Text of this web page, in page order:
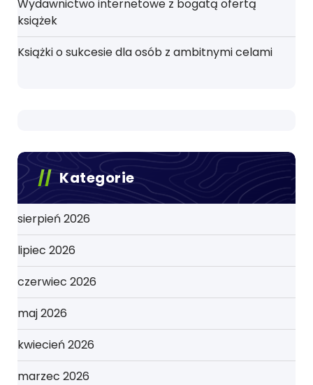
Wydawnictwo internetowe z bogatą ofertą
książek
Książki o sukcesie dla osób z ambitnymi celami
Kategorie
sierpień 2026
lipiec 2026
czerwiec 2026
maj 2026
kwiecień 2026
marzec 2026